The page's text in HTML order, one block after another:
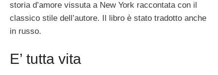
storia d’amore vissuta a New York raccontata con il
classico stile dell’autore. Il libro è stato tradotto anche
in russo.
E’ tutta vita